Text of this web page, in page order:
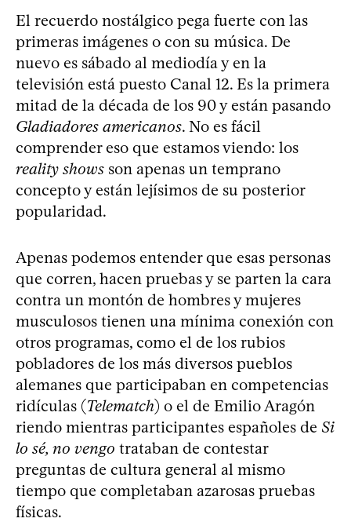
El recuerdo nostálgico pega fuerte con las
primeras imágenes o con su música. De
nuevo es sábado al mediodía y en la
televisión está puesto Canal 12. Es la primera
mitad de la década de los 90 y están pasando
Gladiadores americanos. No es fácil
comprender eso que estamos viendo: los
reality shows son apenas un temprano
concepto y están lejísimos de su posterior
popularidad.
Apenas podemos entender que esas personas
que corren, hacen pruebas y se parten la cara
contra un montón de hombres y mujeres
musculosos tienen una mínima conexión con
otros programas, como el de los rubios
pobladores de los más diversos pueblos
alemanes que participaban en competencias
ridículas (Telematch) o el de Emilio Aragón
riendo mientras participantes españoles de Si
lo sé, no vengo trataban de contestar
preguntas de cultura general al mismo
tiempo que completaban azarosas pruebas
físicas.